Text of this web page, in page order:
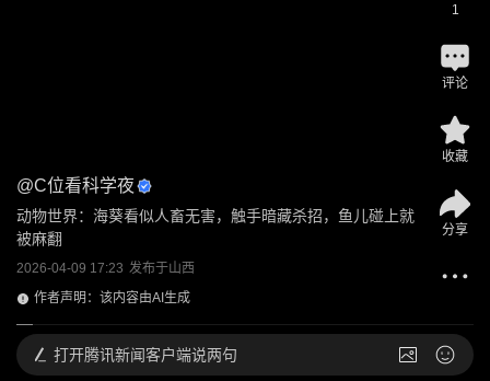
@C位看科学夜
动物世界：海葵看似人畜无害，触手暗藏杀招，鱼儿碰上就
被麻翻
2026-04-09 17:23 发布于山西
作者声明：该内容由AI生成
1
评论
收藏
分享
打开腾讯新闻客户端说两句